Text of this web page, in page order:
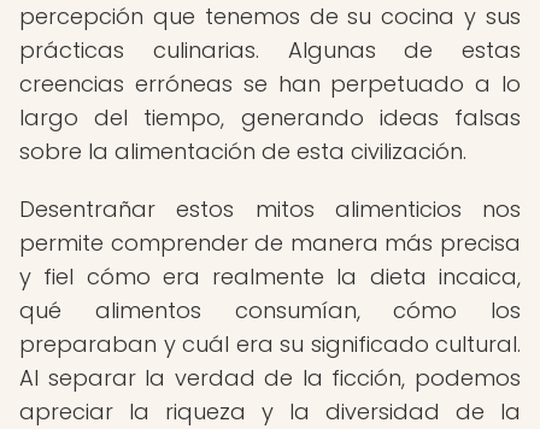
percepción que tenemos de su cocina y sus
prácticas culinarias. Algunas de estas
creencias erróneas se han perpetuado a lo
largo del tiempo, generando ideas falsas
sobre la alimentación de esta civilización.
Desentrañar estos mitos alimenticios nos
permite comprender de manera más precisa
y fiel cómo era realmente la dieta incaica,
qué alimentos consumían, cómo los
preparaban y cuál era su significado cultural.
Al separar la verdad de la ficción, podemos
apreciar la riqueza y la diversidad de la